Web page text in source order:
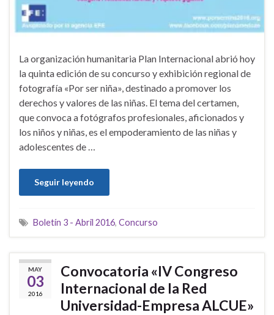
La organización humanitaria Plan Internacional abrió hoy
la quinta edición de su concurso y exhibición regional de
fotografía «Por ser niña», destinado a promover los
derechos y valores de las niñas. El tema del certamen,
que convoca a fotógrafos profesionales, aficionados y
los niños y niñas, es el empoderamiento de las niñas y
adolescentes de …
Seguir leyendo
Boletín 3 - Abril 2016, Concurso
MAY
03
2016
Convocatoria «IV Congreso
Internacional de la Red
Universidad-Empresa ALCUE»